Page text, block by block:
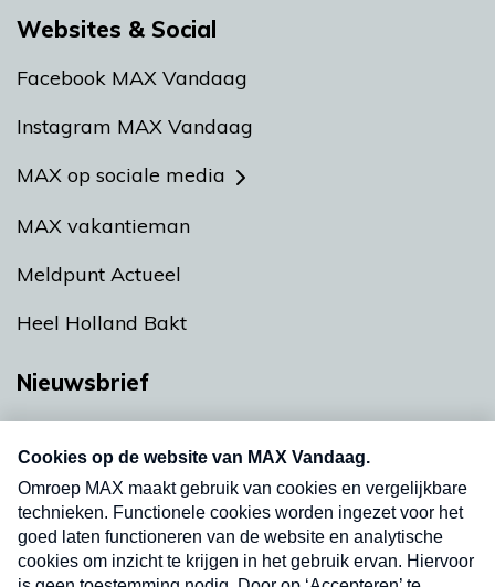
Websites & Social
Facebook MAX Vandaag
Instagram MAX Vandaag
MAX op sociale media
MAX vakantieman
Meldpunt Actueel
Heel Holland Bakt
Nieuwsbrief
nieuwsbrief. Elke vrijdag- en dinsdagochtend in
uw mailbox.
Verzend